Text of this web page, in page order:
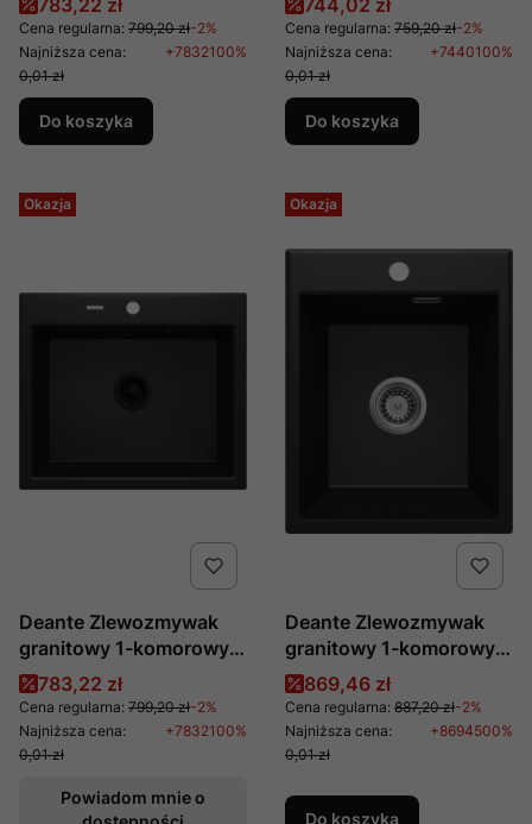
(1)
783,22 zł
Cena regularna: 799,20 zł-2%
Najniższa cena:
0,01 zł
+7832100%
Do koszyka
744,02 zł
Cena regularna: 759,20 zł-2%
Najniższa cena:
0,01 zł
+7440100%
Do koszyka
Okazja
Deante Zlewozmywak
granitowy 1-komorowy
Andante ZQN G103
Cena promocyjna
783,22 zł
Cena regularna: 799,20 zł-2%
Najniższa cena:
0,01 zł
+7832100%
Powiadom mnie o
Okazja
Deante Zlewozmywak
granitowy 1-komorowy
Eridan ZQE G104
Cena promocyjna
869,46 zł
Cena regularna: 887,20 zł-2%
Najniższa cena:
0,01 zł
+8694500%
Do koszyka